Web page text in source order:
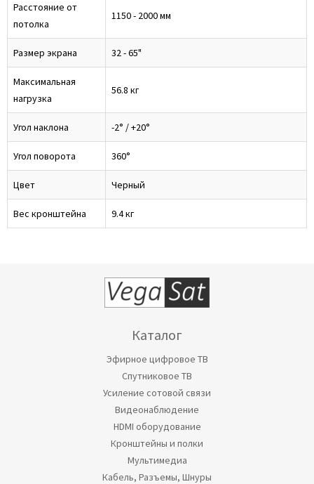
Расстояние от
потолка
1150 - 2000 мм
Размер экрана 32 - 65"
Максимальная
нагрузка
56.8 кг
Угол наклона -2° / +20°
Угол поворота 360°
Цвет Черный
Вес кронштейна 9.4 кг
Каталог
Эфирное цифровое ТВ
Спутниковое ТВ
Усиление сотовой связи
Видеонаблюдение
HDMI оборудование
Кронштейны и полки
Мультимедиа
Кабель, Разъемы, Шнуры